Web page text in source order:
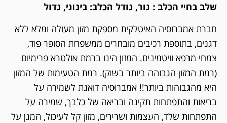
שלב בחיי הכלב : גור, גודל הכלב: בינוני, גדול
חברת אמברוסיה האיטלקית מספקת מזון מעולה ומלא ללא
דגנים, בתוספת רכיבים מובחרים ממשפחת הסופר פוד,
צמחי מרפא וויטמינים. המזון הינו ברמת אולטרא פרימיום
(רמת המזון הגבוהה ביותר בשוק). רמת הטעימות של המזון
היא מהגבוהות ביותר!! אמברוסיה דואגת לשמירה על
בריאות והתפתחות תקינה ובריאה של כלבך, שמירה על
התפתחות שלד, העצמות ושרירים, מזון קל לעיכול, המגן על